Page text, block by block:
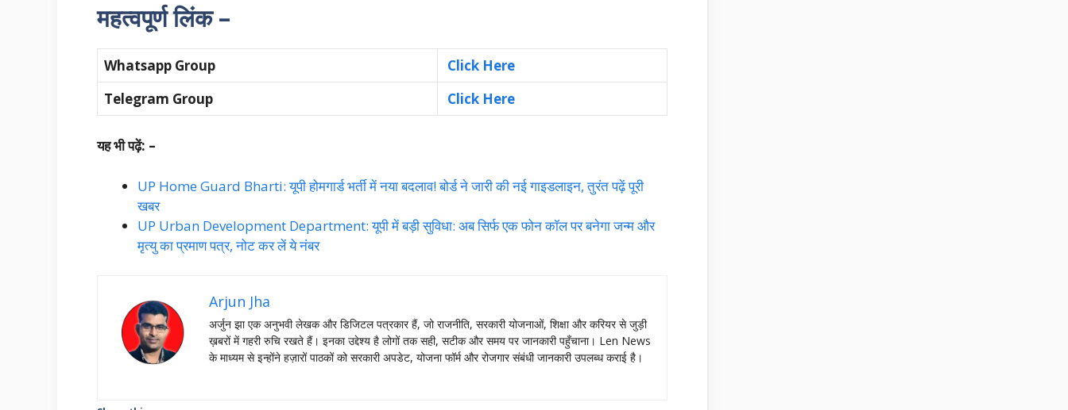
महत्वपूर्ण लिंक –
Whatsapp Group
Click Here
Telegram Group
Click Here
यह भी पढ़ें: –
UP Home Guard Bharti: यूपी होमगार्ड भर्ती में नया बदलाव! बोर्ड ने जारी की नई गाइडलाइन, तुरंत पढ़ें पूरी
खबर
UP Urban Development Department: यूपी में बड़ी सुविधा: अब सिर्फ एक फोन कॉल पर बनेगा जन्म और
मृत्यु का प्रमाण पत्र, नोट कर लें ये नंबर
Arjun Jha
अर्जुन झा एक अनुभवी लेखक और डिजिटल पत्रकार हैं, जो राजनीति, सरकारी योजनाओं, शिक्षा और करियर से जुड़ी
ख़बरों में गहरी रुचि रखते हैं। इनका उद्देश्य है लोगों तक सही, सटीक और समय पर जानकारी पहुँचाना। Len News
के माध्यम से इन्होंने हज़ारों पाठकों को सरकारी अपडेट, योजना फॉर्म और रोजगार संबंधी जानकारी उपलब्ध कराई है।